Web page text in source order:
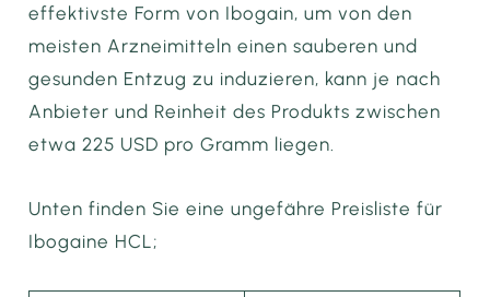
effektivste Form von Ibogain, um von den
meisten Arzneimitteln einen sauberen und
gesunden Entzug zu induzieren, kann je nach
Anbieter und Reinheit des Produkts zwischen
etwa 225 USD pro Gramm liegen.
Unten finden Sie eine ungefähre Preisliste für
Ibogaine HCL;